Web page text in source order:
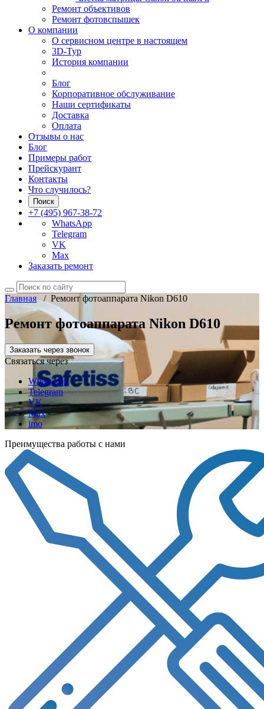
Ремонт объективов
Ремонт фотовспышек
О компании
О сервисном центре в настоящем
3D-Тур
История компании
Блог
Корпоративное обслуживание
Наши сертификаты
Доставка
Оплата
Отзывы о нас
Блог
Примеры работ
Прейскурант
Контакты
Что случилось?
Поиск
+7 (495) 967-38-72
WhatsApp
Telegram
VK
Max
Заказать ремонт
Главная/ Ремонт фотоаппарата Nikon D610
Ремонт фотоаппарата Nikon D610
Заказать через звонок
Связаться через
WhatsApp
Telegram
VK
Max
imo
Преимущества работы с нами